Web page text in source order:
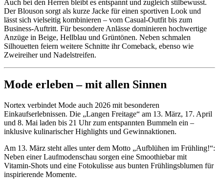
Auch bei den Herren bleibt es entspannt und zugleich stilbewusst.
Der Blouson sorgt als kurze Jacke für einen sportiven Look und
lässt sich vielseitig kombinieren – vom Casual-Outfit bis zum
Business-Auftritt. Für besondere Anlässe dominieren hochwertige
Anzüge in Beige, Hellblau und Grüntönen. Neben schmalen
Silhouetten feiern weitere Schnitte ihr Comeback, ebenso wie
Zweireiher und Nadelstreifen.
Mode erleben – mit allen Sinnen
Nortex verbindet Mode auch 2026 mit besonderen
Einkaufserlebnissen. Die „Langen Freitage“ am 13. März, 17. April
und 8. Mai laden bis 21 Uhr zum entspannten Bummeln ein –
inklusive kulinarischer Highlights und Gewinnaktionen.
Am 13. März steht alles unter dem Motto „Aufblühen im Frühling!“:
Neben einer Laufmodenschau sorgen eine Smoothiebar mit
Vitamin-Shots und eine Fotokulisse aus bunten Frühlingsblumen für
inspirierende Momente.